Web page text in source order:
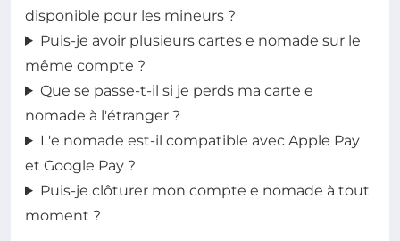
disponible pour les mineurs ?
Puis-je avoir plusieurs cartes e nomade sur le
même compte ?
Que se passe-t-il si je perds ma carte e
nomade à l'étranger ?
L'e nomade est-il compatible avec Apple Pay
et Google Pay ?
Puis-je clôturer mon compte e nomade à tout
moment ?